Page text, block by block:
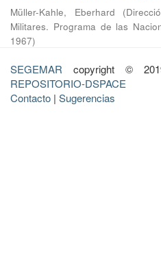
Müller-Kahle, Eberhard (
Militares. Programa de las
1967)
SEGEMAR copyright ©
REPOSITORIO-DSPACE
Contacto | Sugerencias